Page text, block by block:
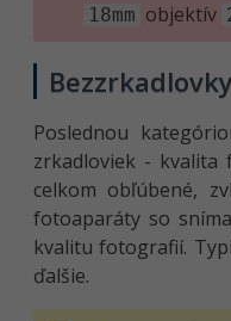
18mm objektív
Poslednou
zrkadloviek - kvalita
celkom obľúbené,
fotoaparáty so
kvalitu fotografií.
ďalšie.